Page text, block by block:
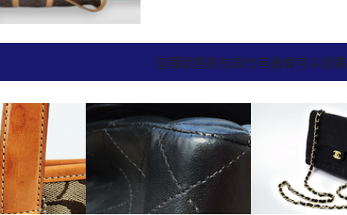
這種狀態的包款也有機會可以收購